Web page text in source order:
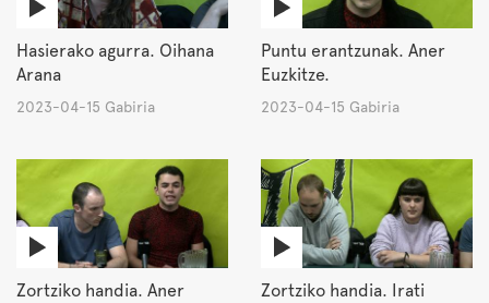
Hasierako agurra. Oihana
Arana
2023-04-15 Gabiria
Puntu erantzunak. Aner
Euzkitze.
2023-04-15 Gabiria
Zortziko handia. Aner
Zortziko handia. Irati